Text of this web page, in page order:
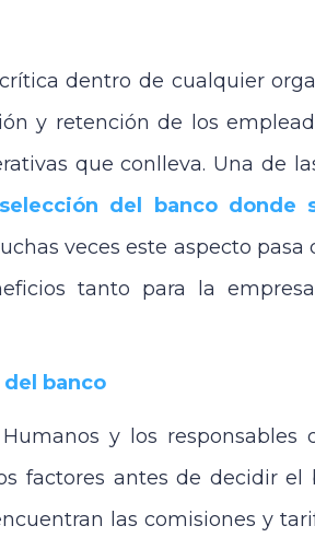
dentro de cualquier
y retención de los
que conlleva. Una de
del banco donde
veces este aspecto pasa
tanto para la
banco
y los responsables
factores antes de decidir el
las comisiones y